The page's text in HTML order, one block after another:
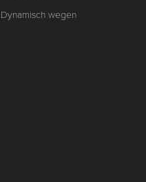
Dynamisch wegen